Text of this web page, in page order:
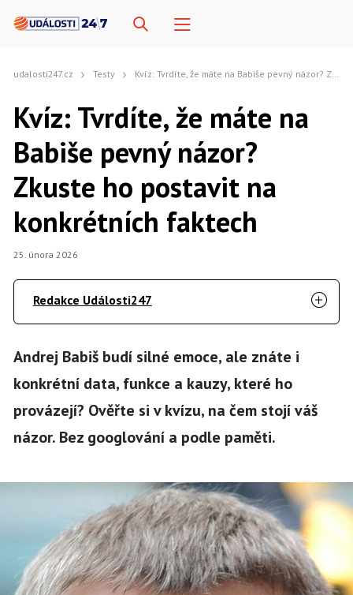
udalosti247.cz Testy Kvíz: Tvrdíte, že máte na Babiše pevný názor? Zkuste ho postavit na konkrétních faktech
Kvíz: Tvrdíte, že máte na
Babiše pevný názor?
Zkuste ho postavit na
konkrétních faktech
25. února 2026
Redakce Události247
Andrej Babiš budí silné emoce, ale znáte i
konkrétní data, funkce a kauzy, které ho
provázejí? Ověřte si v kvízu, na čem stojí váš
názor. Bez googlování a podle paměti.